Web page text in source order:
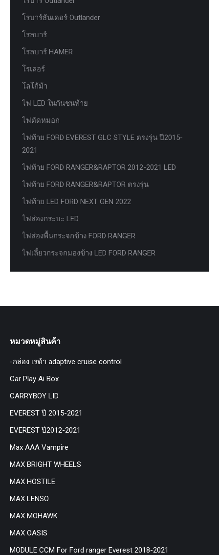
โรบาร์ธันเดอร์ Outlander
โรลบาร์
โรลบาร์ HAMER
โรเลอร์
โลโก้ม้า
ไฟ LED ในกันชนท้าย
ไฟตัดหมอก
ไฟท้าย FORD EVEREST GLC STYLE ตรงรุ่น ปี2015-
2021
ไฟท้าย FORD RANGER&RAPTOR 2012-2021 LED
ไฟท้าย FORD RANGER&RAPTOR ตรงรุ่น
ไฟท้าย LED FORD NEXT GEN 2022
ไฟส่องกระบะ LED
ไฟส่องพื้นกระจกข้าง FORD RANGER
ไฟเลี้ยวกระจกมองข้าง LED FORD RANGER
หมวดหมู่สินค้า
-กล่อง เรด้า adaptive cruise control
Car Play Ai Box
CARRYBOY LID
EVEREST ปี 2015-2021
EVEREST ปี2012-2021
Max AAA Vampire
MAX BRIGHT WHEELS
MAX HOSTILE
MAX LENSO
MAX MOHAWK
MAX OASIS
MODULE CCM For Ford ranger Everest 2018-2021